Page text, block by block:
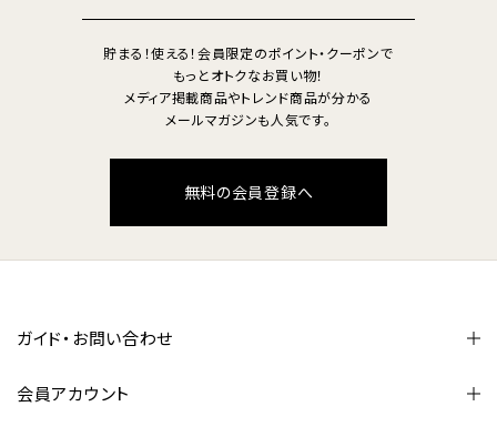
貯まる！使える！会員限定のポイント・クーポンで
もっとオトクなお買い物！
メディア掲載商品やトレンド商品が分かる
メールマガジンも人気です。
無料の会員登録へ
ガイド・お問い合わせ
会員アカウント